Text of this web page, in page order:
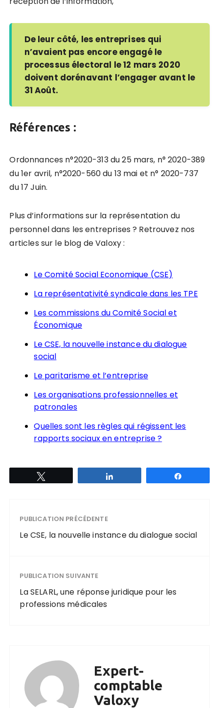
De leur côté, les entreprises qui
n’avaient pas encore engagé le
processus électoral le 12 mars 2020
doivent dorénavant l’engager avant le
31 Août.
Références :
Ordonnances n°2020-313 du 25 mars, n° 2020-389
du 1er avril, n°2020-560 du 13 mai et n° 2020-737
du 17 Juin.
Plus d’informations sur la représentation du
personnel dans les entreprises ? Retrouvez nos
articles sur le blog de Valoxy :
Le Comité Social Economique (CSE)
La représentativité syndicale dans les TPE
Les commissions du Comité Social et
Économique
Le CSE, la nouvelle instance du dialogue
social
Le paritarisme et l’entreprise
Les organisations professionnelles et
patronales
Quelles sont les règles qui régissent les
rapports sociaux en entreprise ?
PUBLICATION PRÉCÉDENTE
Le CSE, la nouvelle instance du dialogue social
PUBLICATION SUIVANTE
La SELARL, une réponse juridique pour les
professions médicales
Expert-
comptable
Valoxy